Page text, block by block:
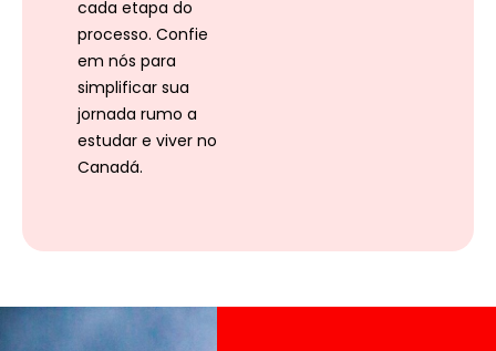
cada etapa do
processo. Confie
em nós para
simplificar sua
jornada rumo a
estudar e viver no
Canadá.